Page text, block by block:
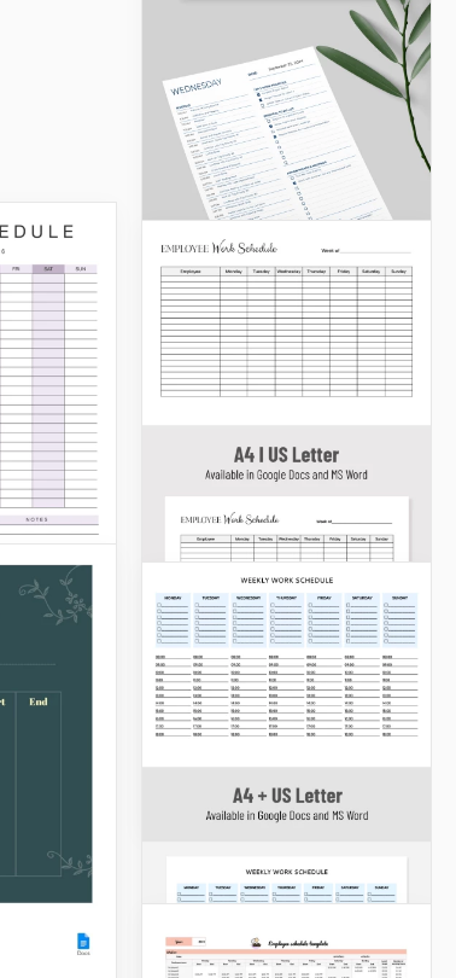
Tagesablauf
Planen Sie alle Aufgaben
und werden Sie mit
unserer einfachen
Tagesplanvorlage
effizienter! Diese
anpassbare Vorlage eignet
sich für alle, die ihre
Arbeits- und Ruhezeiten
optimieren möchten.
Wöchentliche